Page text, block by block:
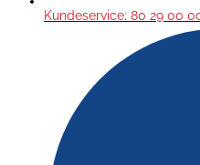
Kundeservice: 80 29 00